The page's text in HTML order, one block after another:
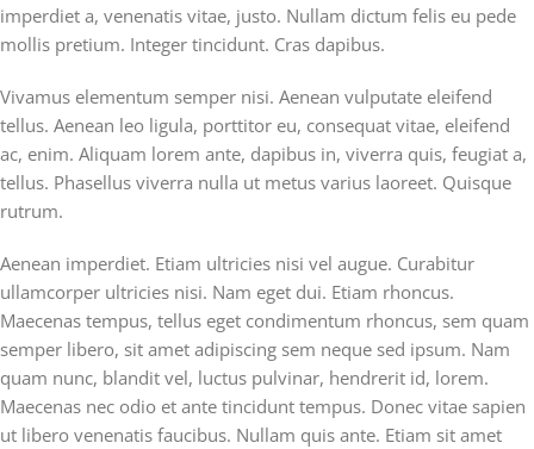
imperdiet a, venenatis vitae, justo. Nullam dictum felis eu pede
mollis pretium. Integer tincidunt. Cras dapibus.
Vivamus elementum semper nisi. Aenean vulputate eleifend
tellus. Aenean leo ligula, porttitor eu, consequat vitae, eleifend
ac, enim. Aliquam lorem ante, dapibus in, viverra quis, feugiat a,
tellus. Phasellus viverra nulla ut metus varius laoreet. Quisque
rutrum.
Aenean imperdiet. Etiam ultricies nisi vel augue. Curabitur
ullamcorper ultricies nisi. Nam eget dui. Etiam rhoncus.
Maecenas tempus, tellus eget condimentum rhoncus, sem quam
semper libero, sit amet adipiscing sem neque sed ipsum. Nam
quam nunc, blandit vel, luctus pulvinar, hendrerit id, lorem.
Maecenas nec odio et ante tincidunt tempus. Donec vitae sapien
ut libero venenatis faucibus. Nullam quis ante. Etiam sit amet